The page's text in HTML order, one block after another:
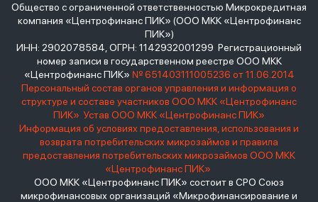
Общество с ограниченной ответственностью Микрокредитная
компания «Центрофинанс ПИК» (ООО МКК «Центрофинанс
ПИК»)
ИНН: 2902078584, ОГРН: 1142932001299 Регистрационный
номер записи в государственном реестре ООО МКК
«Центрофинанс ПИК» № 651403111005236 от 11.06.2014
Персональный состав органов управления и информация о
структуре и составе участников ООО МКК «Центрофинанс
ПИК» Устав ООО МКК «Центрофинанс ПИК»
Информация об условиях предоставления, использования и
возврата потребительских микрозаймов и правила
предоставления потребительских микрозаймов ООО МКК
«Центрофинанс ПИК»
ООО МКК «Центрофинанс ПИК» состоит в СРО Союз
микрофинансовых организаций «Микрофинансирование и